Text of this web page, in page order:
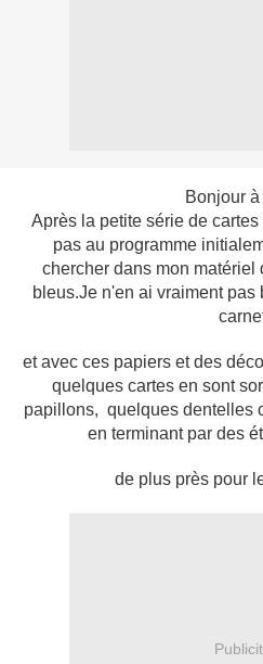
Bonjour à
Après la petite série de
pas au programme
chercher dans mon matériel
bleus.Je n'en ai vraiment
et avec ces papiers et des
quelques cartes en sont
papillons, quelques dentelles
en terminant par des
de plus près pour